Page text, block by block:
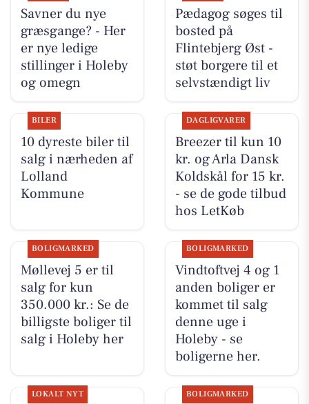
Savner du nye
græsgange? - Her
er nye ledige
stillinger i Holeby
og omegn
Pædagog søges til
bosted på
Flintebjerg Øst -
støt borgere til et
selvstændigt liv
BILER
10 dyreste biler til
salg i nærheden af
Lolland
Kommune
DAGLIGVARER
Breezer til kun 10
kr. og Arla Dansk
Koldskål for 15 kr.
- se de gode tilbud
hos LetKøb
BOLIGMARKED
Møllevej 5 er til
salg for kun
350.000 kr.: Se de
billigste boliger til
salg i Holeby her
BOLIGMARKED
Vindtoftvej 4 og 1
anden boliger er
kommet til salg
denne uge i
Holeby - se
boligerne her.
LOKALT NYT BOLIGMARKED